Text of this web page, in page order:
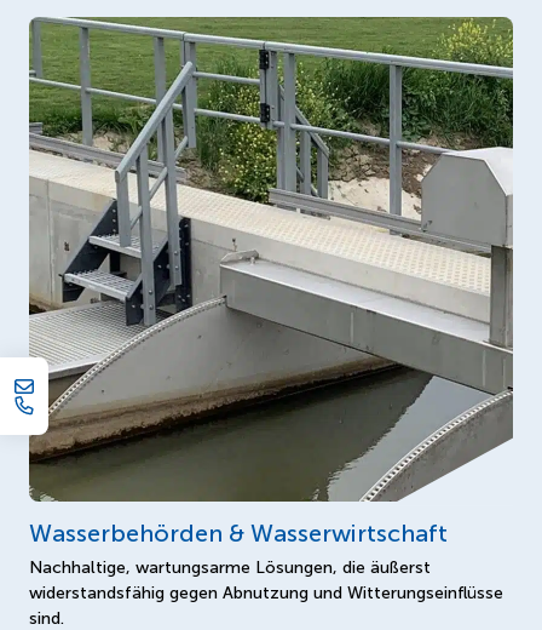
Wasserbehörden & Wasserwirtschaft
Nachhaltige, wartungsarme Lösungen, die äußerst
widerstandsfähig gegen Abnutzung und Witterungseinflüsse
sind.